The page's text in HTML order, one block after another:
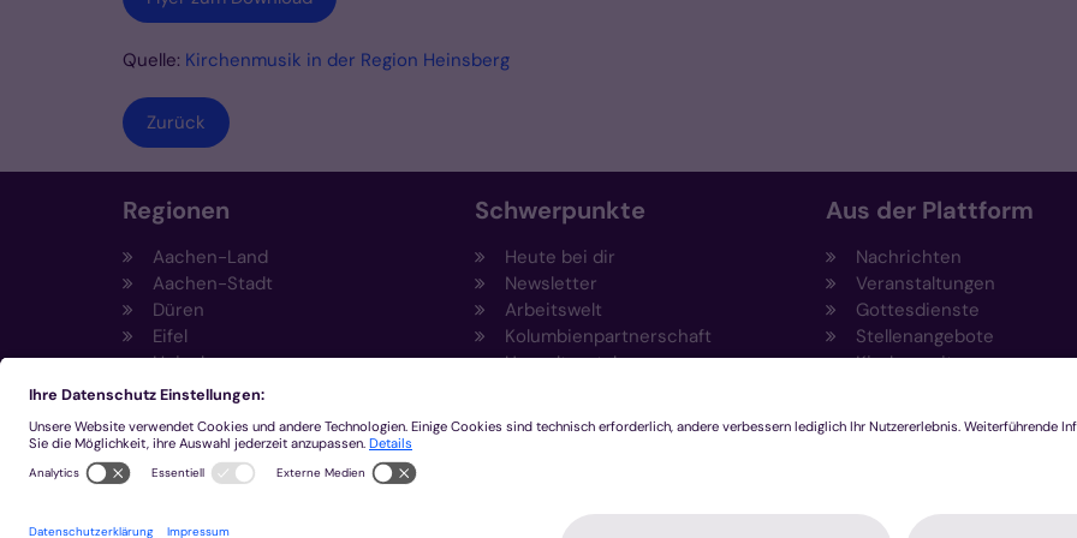
Quelle: Kirchenmusik in der Region Heinsberg
Zurück
Regionen
Aachen-Land
Aachen-Stadt
Düren
Eifel
Heinsberg
Kempen-Viersen
Mönchengladbach
Schwerpunkte
Heute bei dir
Newsletter
Arbeitswelt
Kolumbienpartnerschaft
Umweltportal
Aus der Plattform
Nachrichten
Veranstaltungen
Gottesdienste
Stellenangebote
Kirchenzeitung